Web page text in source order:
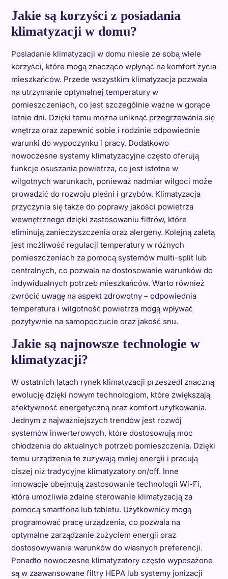
Jakie są korzyści z posiadania
klimatyzacji w domu?
Posiadanie klimatyzacji w domu niesie ze sobą wiele
korzyści, które mogą znacząco wpłynąć na komfort życia
mieszkańców. Przede wszystkim klimatyzacja pozwala
na utrzymanie optymalnej temperatury w
pomieszczeniach, co jest szczególnie ważne w gorące
letnie dni. Dzięki temu można uniknąć przegrzewania się
wnętrza oraz zapewnić sobie i rodzinie odpowiednie
warunki do wypoczynku i pracy. Dodatkowo
nowoczesne systemy klimatyzacyjne często oferują
funkcje osuszania powietrza, co jest istotne w
wilgotnych warunkach, ponieważ nadmiar wilgoci może
prowadzić do rozwoju pleśni i grzybów. Klimatyzacja
przyczynia się także do poprawy jakości powietrza
wewnętrznego dzięki zastosowaniu filtrów, które
eliminują zanieczyszczenia oraz alergeny. Kolejną zaletą
jest możliwość regulacji temperatury w różnych
pomieszczeniach za pomocą systemów multi-split lub
centralnych, co pozwala na dostosowanie warunków do
indywidualnych potrzeb mieszkańców. Warto również
zwrócić uwagę na aspekt zdrowotny – odpowiednia
temperatura i wilgotność powietrza mogą wpływać
pozytywnie na samopoczucie oraz jakość snu.
Jakie są najnowsze technologie w
klimatyzacji?
W ostatnich latach rynek klimatyzacji przeszedł znaczną
ewolucję dzięki nowym technologiom, które zwiększają
efektywność energetyczną oraz komfort użytkowania.
Jednym z najważniejszych trendów jest rozwój
systemów inwerterowych, które dostosowują moc
chłodzenia do aktualnych potrzeb pomieszczenia. Dzięki
temu urządzenia te zużywają mniej energii i pracują
ciszej niż tradycyjne klimatyzatory on/off. Inne
innowacje obejmują zastosowanie technologii Wi-Fi,
która umożliwia zdalne sterowanie klimatyzacją za
pomocą smartfona lub tabletu. Użytkownicy mogą
programować pracę urządzenia, co pozwala na
optymalne zarządzanie zużyciem energii oraz
dostosowywanie warunków do własnych preferencji.
Ponadto nowoczesne klimatyzatory często wyposażone
są w zaawansowane filtry HEPA lub systemy jonizacji